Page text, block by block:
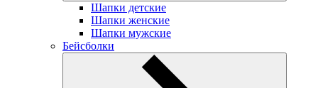
Шапки детские
Шапки женские
Шапки мужские
Бейсболки